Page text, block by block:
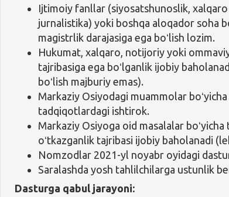
Ijtimoiy fanllar (siyosatshunoslik,
jurnalistika) yoki boshqa aloqador soha
magistrlik darajasiga ega boʻlish lozim.
Hukumat, xalqaro, notijoriy yoki
tajribasiga ega boʻlganlik ijobiy
boʻlish majburiy emas).
Markaziy Osiyodagi muammolar
tadqiqotlardagi ishtirok.
Markaziy Osiyoga oid masalalar
oʻtkazganlik tajribasi ijobiy baholanadi
Nomzodlar 2021-yl noyabr oyidagi
Saralashda yosh tahlilchilarga ustunlik
Dasturga qabul jarayoni: